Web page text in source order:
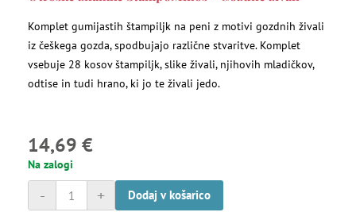
Komplet gumijastih štampiljk na peni z motivi gozdnih živali
iz češkega gozda, spodbujajo različne stvaritve. Komplet
vsebuje 28 kosov štampiljk, slike živali, njihovih mladičkov,
odtise in tudi hrano, ki jo te živali jedo.
14,69 €
Na zalogi
+
- Dodaj v košarico